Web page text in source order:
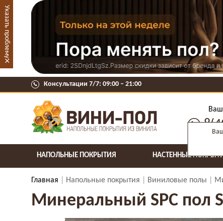
Консультации 7/7: 09:00 ‒ 21:00
НАПОЛЬНЫЕ ПОКРЫТИЯ НАСТЕННЫЕ
Главная Напольные покрытия Виниловые полы
Минеральный SPC пол
Указать проблему
×